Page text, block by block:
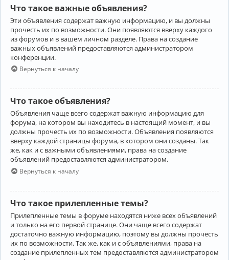
Что такое важные объявления?
Эти объявления содержат важную информацию, и вы должны
прочесть их по возможности. Они появляются вверху каждого
из форумов и в вашем личном разделе. Права на создание
важных объявлений предоставляются администратором
конференции.
Вернуться к началу
Что такое объявления?
Объявления чаще всего содержат важную информацию для
форума, на котором вы находитесь в настоящий момент, и вы
должны прочесть их по возможности. Объявления появляются
вверху каждой страницы форума, в котором они созданы. Так
же, как и с важными объявлениями, права на создание
объявлений предоставляются администратором.
Вернуться к началу
Что такое прилепленные темы?
Прилепленные темы в форуме находятся ниже всех объявлений
и только на его первой странице. Они чаще всего содержат
достаточно важную информацию, поэтому вы должны прочесть
их по возможности. Так же, как и с объявлениями, права на
создание прилепленных тем предоставляются администратором